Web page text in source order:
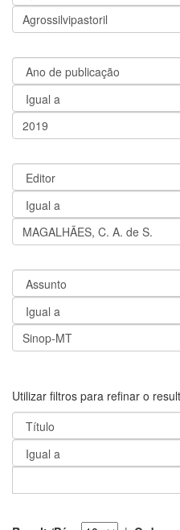
Utilizar filtros para refinar o